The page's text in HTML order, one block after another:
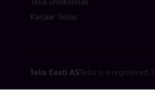
Karjäär Telias
Telia Eesti ASTelia is a registered